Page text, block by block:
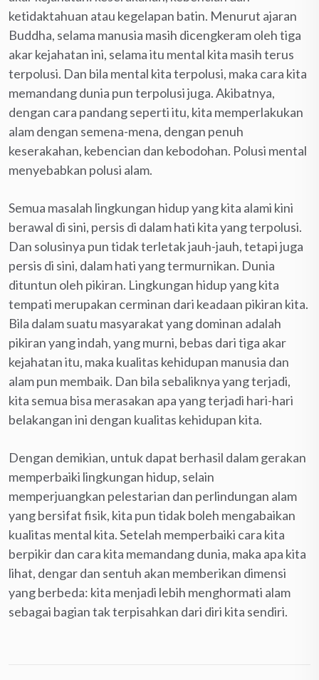
ketidaktahuan atau kegelapan batin. Menurut ajaran
Buddha, selama manusia masih dicengkeram oleh tiga
akar kejahatan ini, selama itu mental kita masih terus
terpolusi. Dan bila mental kita terpolusi, maka cara kita
memandang dunia pun terpolusi juga. Akibatnya,
dengan cara pandang seperti itu, kita memperlakukan
alam dengan semena-mena, dengan penuh
keserakahan, kebencian dan kebodohan. Polusi mental
menyebabkan polusi alam.
Semua masalah lingkungan hidup yang kita alami kini
berawal di sini, persis di dalam hati kita yang terpolusi.
Dan solusinya pun tidak terletak jauh-jauh, tetapi juga
persis di sini, dalam hati yang termurnikan. Dunia
dituntun oleh pikiran. Lingkungan hidup yang kita
tempati merupakan cerminan dari keadaan pikiran kita.
Bila dalam suatu masyarakat yang dominan adalah
pikiran yang indah, yang murni, bebas dari tiga akar
kejahatan itu, maka kualitas kehidupan manusia dan
alam pun membaik. Dan bila sebaliknya yang terjadi,
kita semua bisa merasakan apa yang terjadi hari-hari
belakangan ini dengan kualitas kehidupan kita.
Dengan demikian, untuk dapat berhasil dalam gerakan
memperbaiki lingkungan hidup, selain
memperjuangkan pelestarian dan perlindungan alam
yang bersifat fisik, kita pun tidak boleh mengabaikan
kualitas mental kita. Setelah memperbaiki cara kita
berpikir dan cara kita memandang dunia, maka apa kita
lihat, dengar dan sentuh akan memberikan dimensi
yang berbeda: kita menjadi lebih menghormati alam
sebagai bagian tak terpisahkan dari diri kita sendiri.